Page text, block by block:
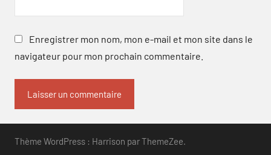
Enregistrer mon nom, mon e-mail et mon site dans le
navigateur pour mon prochain commentaire.
Thème WordPress : Harrison par ThemeZee.